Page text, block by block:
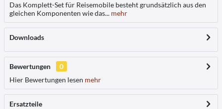
Das Komplett-Set für Reisemobile besteht grundsätzlich aus den
gleichen Komponenten wie das... mehr
Downloads
Bewertungen
0
Hier Bewertungen lesen mehr
Ersatzteile